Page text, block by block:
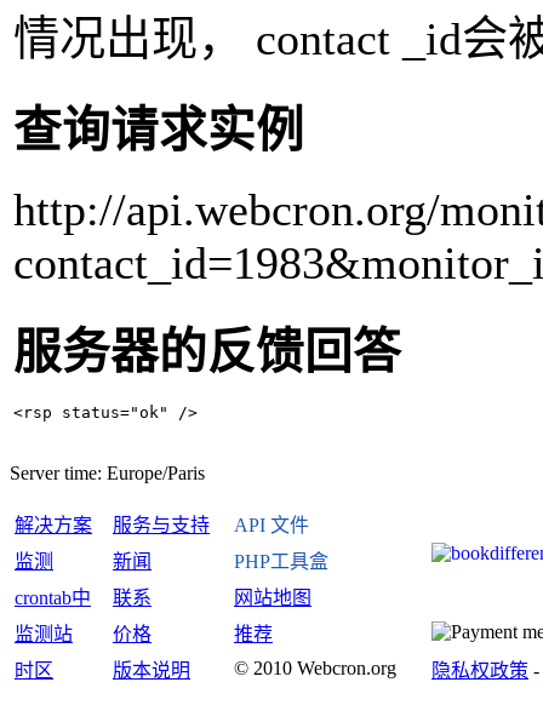
情况出现， contact _id会
查询请求实例
http://api.webcron.org/
服务器的反馈回答
Server time: Europe/Paris
解决方案 服务与支持
API 文件
监测
新闻
PHP工具盒
crontab中
联系
网站地图
监测站
价格
推荐
时区
版本说明 © 2010 Webcron.org 隐私权政策 -